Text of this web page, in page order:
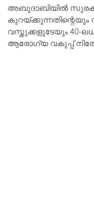
അബുദാബിയിൽ
കുറയ്ക്കുന്നതിന്റെയും
വസ്തുക്കളുടേയും 40-
ആരോഗ്യ വകുപ്പ്